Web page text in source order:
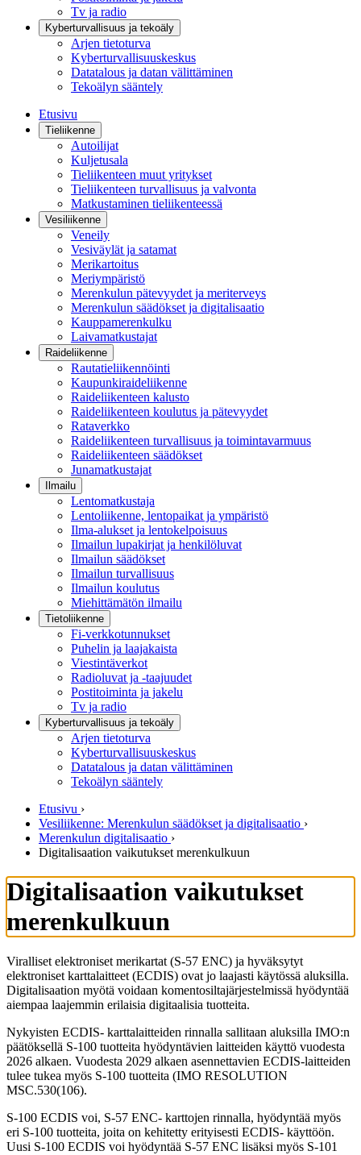
Tv ja radio
Kyberturvallisuus ja tekoäly
Arjen tietoturva
Kyberturvallisuuskeskus
Datatalous ja datan välittäminen
Tekoälyn sääntely
Etusivu
Tieliikenne
Autoilijat
Kuljetusala
Tieliikenteen muut yritykset
Tieliikenteen turvallisuus ja valvonta
Matkustaminen tieliikenteessä
Vesiliikenne
Veneily
Vesiväylät ja satamat
Merikartoitus
Meriympäristö
Merenkulun pätevyydet ja meriterveys
Merenkulun säädökset ja digitalisaatio
Kauppamerenkulku
Laivamatkustajat
Raideliikenne
Rautatieliikennöinti
Kaupunkiraideliikenne
Raideliikenteen kalusto
Raideliikenteen koulutus ja pätevyydet
Rataverkko
Raideliikenteen turvallisuus ja toimintavarmuus
Raideliikenteen säädökset
Junamatkustajat
Ilmailu
Lentomatkustaja
Lentoliikenne, lentopaikat ja ympäristö
Ilma-alukset ja lentokelpoisuus
Ilmailun lupakirjat ja henkilöluvat
Ilmailun säädökset
Ilmailun turvallisuus
Ilmailun koulutus
Miehittämätön ilmailu
Tietoliikenne
Fi-verkkotunnukset
Puhelin ja laajakaista
Viestintäverkot
Radioluvat ja -taajuudet
Postitoiminta ja jakelu
Tv ja radio
Kyberturvallisuus ja tekoäly
Arjen tietoturva
Kyberturvallisuuskeskus
Datatalous ja datan välittäminen
Tekoälyn sääntely
Etusivu ›
Vesiliikenne: Merenkulun säädökset ja digitalisaatio ›
Merenkulun digitalisaatio ›
Digitalisaation vaikutukset merenkulkuun
Digitalisaation vaikutukset
merenkulkuun
Viralliset elektroniset merikartat (S-57 ENC) ja hyväksytyt
elektroniset karttalaitteet (ECDIS) ovat jo laajasti käytössä aluksilla.
Digitalisaation myötä voidaan komentosiltajärjestelmissä hyödyntää
aiempaa laajemmin erilaisia digitaalisia tuotteita.
Nykyisten ECDIS- karttalaitteiden rinnalla sallitaan aluksilla IMO:n
päätöksellä S-100 tuotteita hyödyntävien laitteiden käyttö vuodesta
2026 alkaen. Vuodesta 2029 alkaen asennettavien ECDIS-laitteiden
tulee tukea myös S-100 tuotteita (IMO RESOLUTION
MSC.530(106).
S-100 ECDIS voi, S-57 ENC- karttojen rinnalla, hyödyntää myös
eri S-100 tuotteita, joita on kehitetty erityisesti ECDIS- käyttöön.
Uusi S-100 ECDIS voi hyödyntää S-57 ENC lisäksi myös S-101